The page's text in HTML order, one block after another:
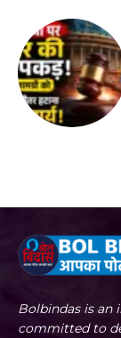
Bolbindas is an
committed to